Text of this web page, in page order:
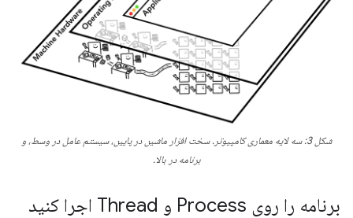
شکل 3: سه لایه معماری کامپیوتر. سخت افزار ماشین در پایین، سیستم عامل در وسط، و
برنامه در بالا.
برنامه را روی Process و Thread اجرا کنید